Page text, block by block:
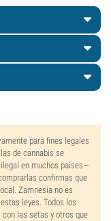
para fines legales
de cannabis se
en muchos países—
confirmas que
Zamnesia no es
leyes. Todos los
con las setas y otros que